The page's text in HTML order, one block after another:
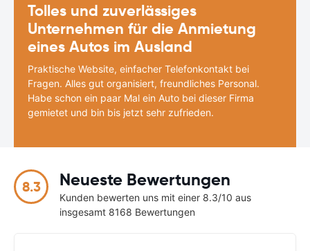
Tolles und zuverlässiges
Unternehmen für die Anmietung
eines Autos im Ausland
Praktische Website, einfacher Telefonkontakt bei
Fragen. Alles gut organisiert, freundliches Personal.
Habe schon ein paar Mal ein Auto bei dieser Firma
gemietet und bin bis jetzt sehr zufrieden.
8.3 Neueste Bewertungen
Kunden bewerten uns mit einer 8.3/10 aus
insgesamt 8168 Bewertungen